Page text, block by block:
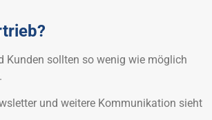
Kunden sollten so wenig wie möglich
und weitere Kommunikation sieht